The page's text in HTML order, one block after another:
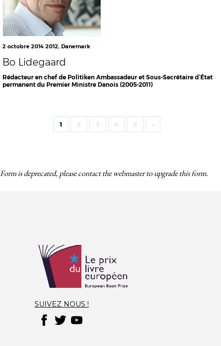
2 octobre 2014 2012, Danemark
Bo Lidegaard
Rédacteur en chef de Politiken Ambassadeur et Sous-Secrétaire d’État
permanent du Premier Ministre Danois (2005-2011)
1 2 3 4 5 ›
Form is deprecated, please contact the webmaster toupgradethis form.
SUIVEZ NOUS !